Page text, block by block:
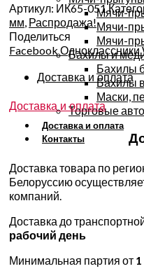
Мячи-
Мячи-
Мячи-
Бахилы и
Бахилы
Бахилы
Маски,
Торговые
Доставка и оплата
Контакты
Артикул: ИК65-051
мм, Распродажа!
Поделиться
FacebookОдноклассники
Доставка и оплата
Доставка и оплата
Доставка товара по
Белоруссию
компаний.
Доставка до
рабочий день
Минимальная партия от